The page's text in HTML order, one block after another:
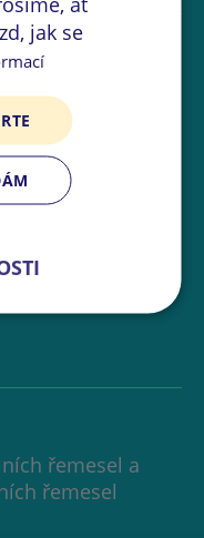
nápady
řemesel a
řemesel
školy, kde
řemesel a
řemesel
jak se